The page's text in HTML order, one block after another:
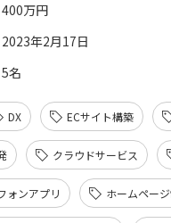
400万円
2023年2月17日
5名
DX ECサイト構築
クラウドサービス
ォンアプリ ホームペー